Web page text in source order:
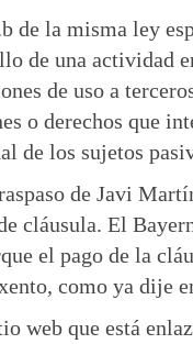
de la misma ley
de una actividad
de uso a
o derechos que
de los sujetos
de Javi
cláusula. El
el pago de la
como ya dije
web que está